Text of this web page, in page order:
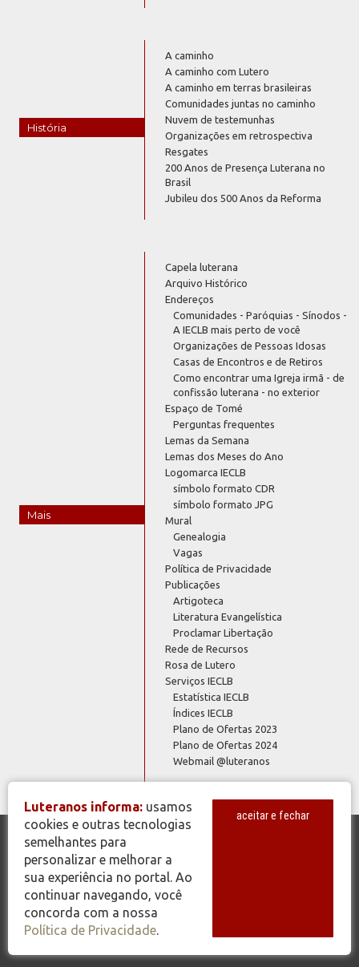
História
A caminho
A caminho com Lutero
A caminho em terras brasileiras
Comunidades juntas no caminho
Nuvem de testemunhas
Organizações em retrospectiva
Resgates
200 Anos de Presença Luterana no
Brasil
Jubileu dos 500 Anos da Reforma
Mais
Capela luterana
Arquivo Histórico
Endereços
Comunidades - Paróquias - Sínodos -
A IECLB mais perto de você
Organizações de Pessoas Idosas
Casas de Encontros e de Retiros
Como encontrar uma Igreja irmã - de
confissão luterana - no exterior
Espaço de Tomé
Perguntas frequentes
Lemas da Semana
Lemas dos Meses do Ano
Logomarca IECLB
símbolo formato CDR
símbolo formato JPG
Mural
Genealogia
Vagas
Política de Privacidade
Publicações
Artigoteca
Literatura Evangelística
Proclamar Libertação
Rede de Recursos
Rosa de Lutero
Serviços IECLB
Estatística IECLB
Índices IECLB
Plano de Ofertas 2023
Plano de Ofertas 2024
Webmail @luteranos
© Copyright 2026 - Todos os Direitos Reservados - IECLB - Igreja
Evangélica de Confissão Luterana no Brasil - Portal Luteranos -
www.luteranos.com.br
Luteranos informa: usamos
cookies e outras tecnologias
semelhantes para
personalizar e melhorar a
sua experiência no portal. Ao
continuar navegando, você
concorda com a nossa
Política de Privacidade.
aceitar e fechar